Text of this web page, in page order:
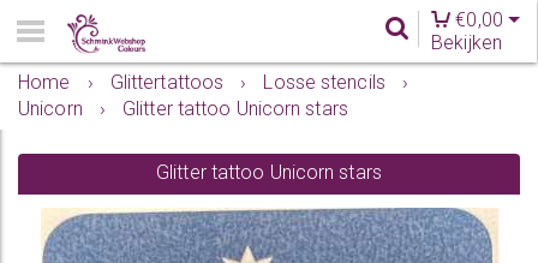
€0,00
Bekijken
Home
› Glittertattoos › Losse stencils
›
Unicorn
› Glitter tattoo Unicorn stars
Glitter tattoo Unicorn stars